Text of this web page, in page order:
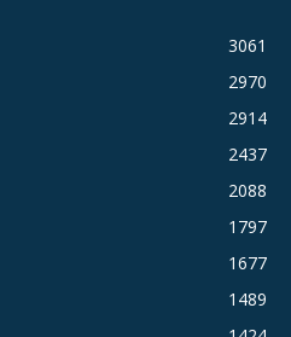
3061
2970
2914
2437
2088
1797
1677
1489